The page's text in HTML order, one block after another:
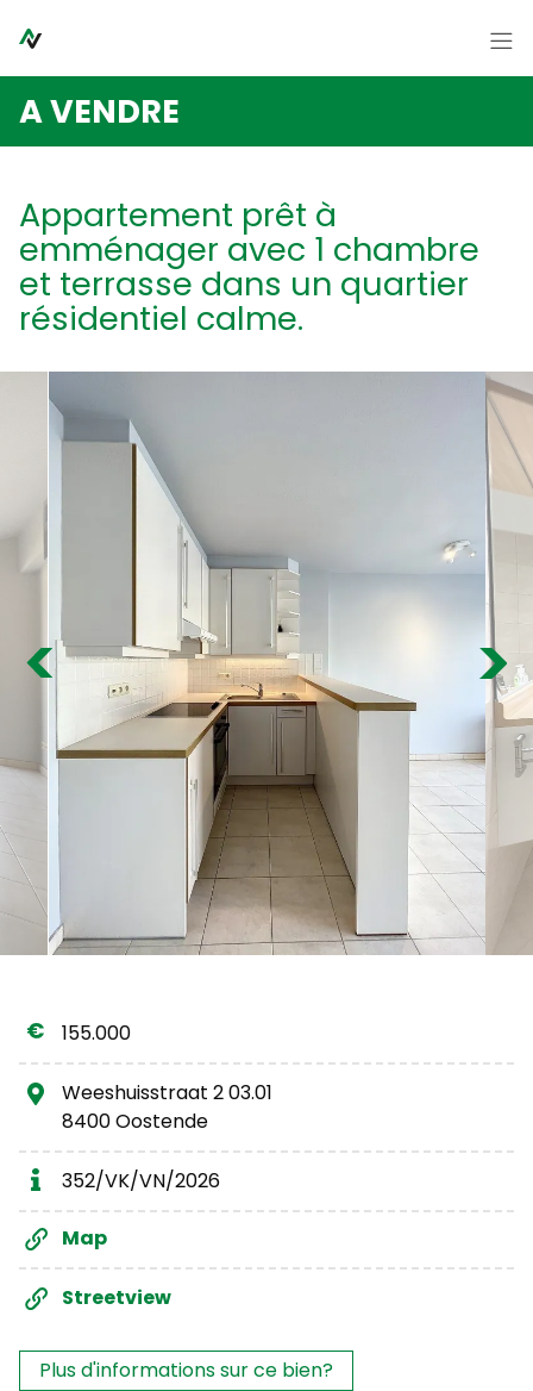
Estimation gratuite
A vendre
Syndic
Contact
A VENDRE
Appartement prêt à
emménager avec 1 chambre
et terrasse dans un quartier
résidentiel calme.
Previous
155.000
Weeshuisstraat 2 03.01
8400 Oostende
352/VK/VN/2026
Map
Streetview
Les intérêts?
Plus d'informations sur ce bien?